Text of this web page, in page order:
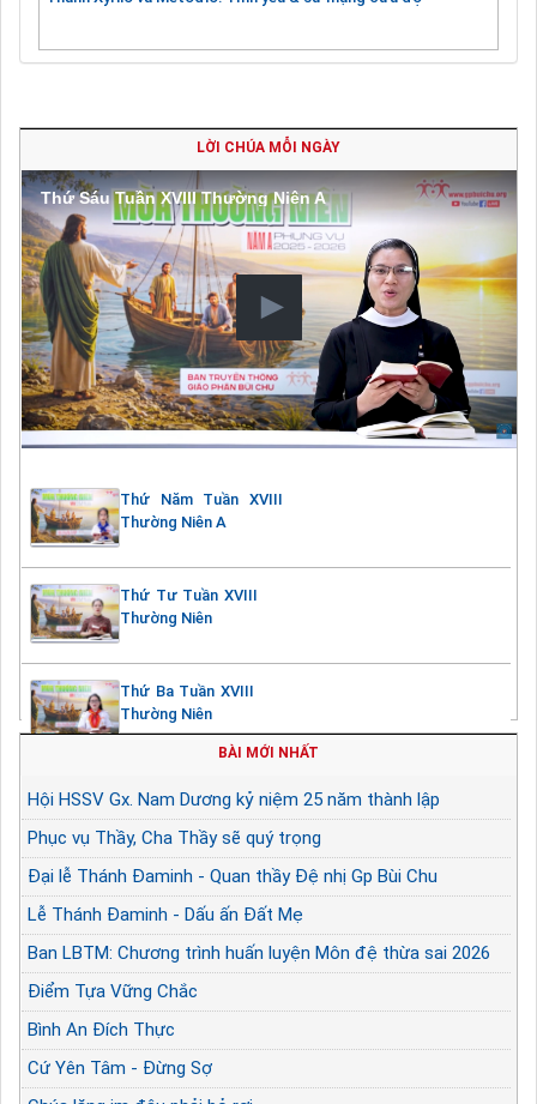
LỜI CHÚA MỖI NGÀY
Thứ Sáu Tuần XVIII Thường Niên A
Thứ Năm Tuần XVIII
Thường Niên A
Thứ Tư Tuần XVIII
Thường Niên
Thứ Ba Tuần XVIII
Thường Niên
BÀI MỚI NHẤT
Hội HSSV Gx. Nam Dương kỷ niệm 25 năm thành lập
Phục vụ Thầy, Cha Thầy sẽ quý trọng
Đại lễ Thánh Đaminh - Quan thầy Đệ nhị Gp Bùi Chu
Lễ Thánh Đaminh - Dấu ấn Đất Mẹ
Ban LBTM: Chương trình huấn luyện Môn đệ thừa sai 2026
Điểm Tựa Vững Chắc
Bình An Đích Thực
Cứ Yên Tâm - Đừng Sợ